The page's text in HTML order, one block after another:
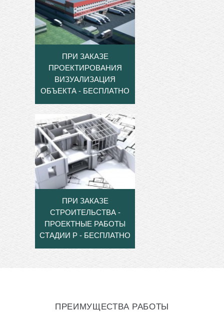
ПРИ ЗАКАЗЕ
ПРОЕКТИРОВАНИЯ
ВИЗУАЛИЗАЦИЯ
ОБЪЕКТА - БЕСПЛАТНО
ПРИ ЗАКАЗЕ
СТРОИТЕЛЬСТВА -
ПРОЕКТНЫЕ РАБОТЫ
СТАДИИ Р - БЕСПЛАТНО
ПРЕИМУЩЕСТВА РАБОТЫ